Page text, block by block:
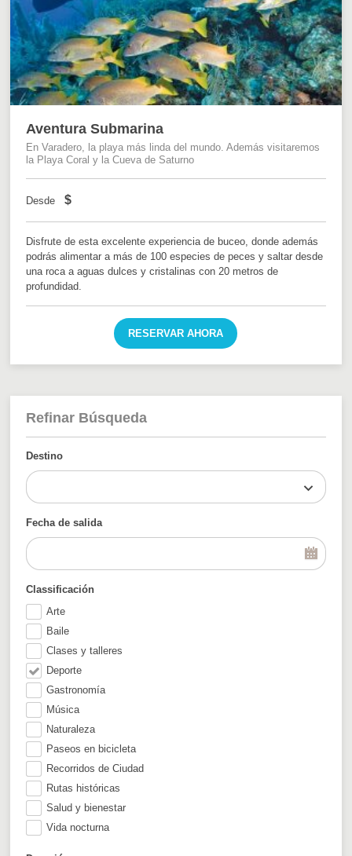
Refinar Búsqueda
Destino
Classificación
Arte
Baile
Clases y talleres
Deporte
Gastronomía
Música
Naturaleza
Paseos en bicicleta
Recorridos de Ciudad
Rutas históricas
Salud y bienestar
Vida nocturna
Fecha de salida
Aventura Submarina
En Varadero, la playa más linda del mundo. Además visitaremos
la Playa Coral y la Cueva de Saturno
Desde $
Disfrute de esta excelente experiencia de buceo, donde además
podrás alimentar a más de 100 especies de peces y saltar desde
una roca a aguas dulces y cristalinas con 20 metros de
profundidad.
RESERVAR AHORA